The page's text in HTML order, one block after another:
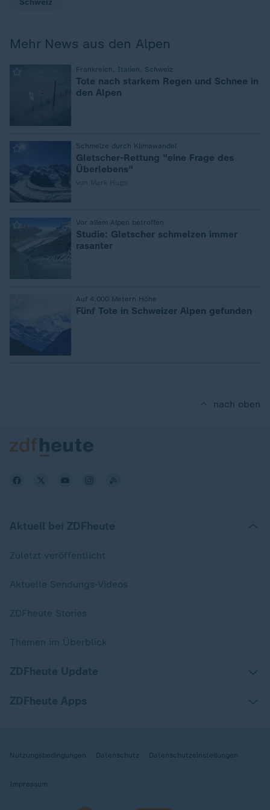
Schweiz
Mehr News aus den Alpen
Frankreich, Italien, Schweiz
Tote nach starkem Regen und Schnee in
den Alpen
Schmelze durch Klimawandel
Gletscher-Rettung "eine Frage des
Überlebens"
Vor allem Alpen betroffen
Studie: Gletscher schmelzen immer
rasanter
Auf 4.000 Metern Höhe
Fünf Tote in Schweizer Alpen gefunden
nach oben
Nutzungsbedingungen Datenschutz Datenschutzeinstellungen
Impressum